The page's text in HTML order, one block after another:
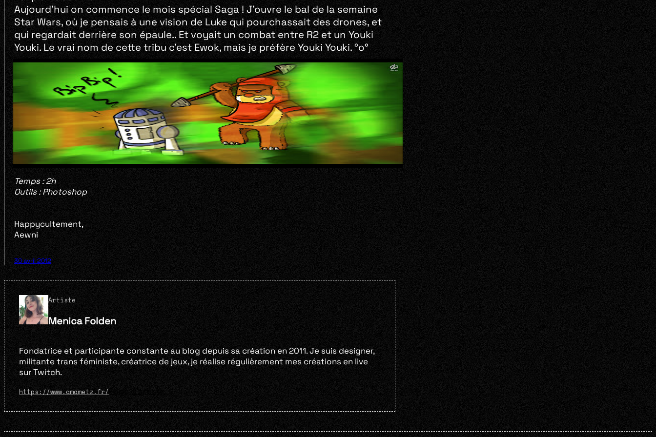
Aujourd’hui on commence le mois spécial Saga ! J’ouvre le bal de la semaine
Star Wars, où je pensais à une vision de Luke qui pourchassait des drones, et
qui regardait derrière son épaule.. Et voyait un combat entre R2 et un Youki
Youki. Le vrai nom de cette tribu c’est Ewok, mais je préfère Youki Youki. °o°
Temps : 2h
Outils : Photoshop
Happycultement,
Aewni
30 avril 2012
Artiste
Menica Folden
Fondatrice et participante constante au blog depuis sa création en 2011. Je suis designer,
militante trans féministe, créatrice de jeux, je réalise régulièrement mes créations en live
sur Twitch.
https://www.amametz.fr/